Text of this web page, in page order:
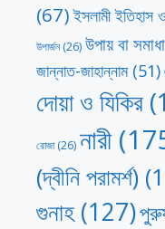
(67) ইসলামী ইতিহাস
উপার্জন(26) উপায় বা
জান্নাত-জাহান্নাম(51)
দোয়া ও যিকির
রোজা(26) নারী
(দ্বীনি পরামর্শ)
গুনাহ(127)